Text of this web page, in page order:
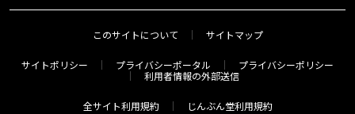
このサイトについて サイトマップ
サイトポリシー プライバシーポータル
プライバシーポリシー
利用者情報の外部送信
全サイト利用規約 じんぶん堂利用規約